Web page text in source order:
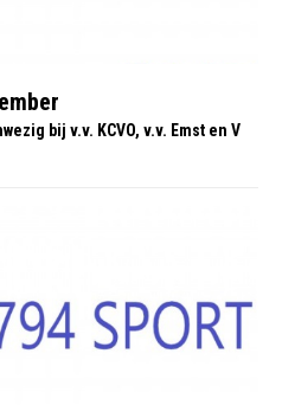
bij v.v. KCVO, v.v. Emst en V